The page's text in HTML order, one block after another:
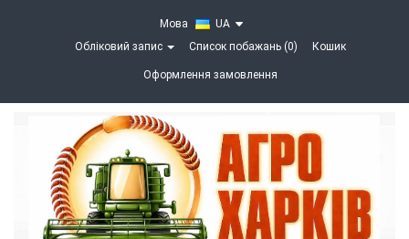
Мова
UA
Обліковий запис
Список побажань (0) Кошик
Оформлення замовлення